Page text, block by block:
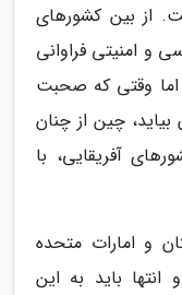
از بین کشورهای
و امنیتی فراوانی
اما وقتی که صحبت
چین از چنان
آفریقایی، با
و امارات متحده
باید به این